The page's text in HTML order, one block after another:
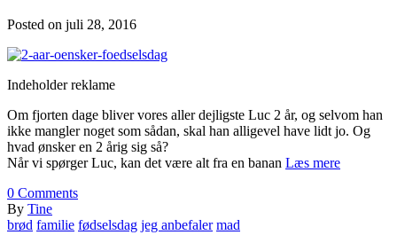
Posted on juli 28, 2016
Indeholder reklame
Om fjorten dage bliver vores aller dejligste Luc 2 år, og selvom han
ikke mangler noget som sådan, skal han alligevel have lidt jo. Og
hvad ønsker en 2 årig sig så?
Når vi spørger Luc, kan det være alt fra en banan Læs mere
0 Comments
By Tine
brød familie fødselsdag jeg anbefaler mad